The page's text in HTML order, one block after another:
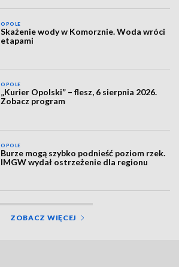
OPOLE
Skażenie wody w Komorznie. Woda wróci
etapami
OPOLE
„Kurier Opolski” – flesz, 6 sierpnia 2026.
Zobacz program
OPOLE
Burze mogą szybko podnieść poziom rzek.
IMGW wydał ostrzeżenie dla regionu
ZOBACZ WIĘCEJ